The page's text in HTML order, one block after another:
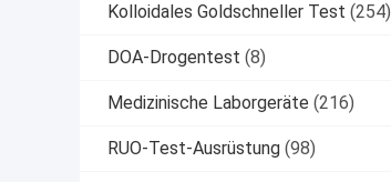
Kolloidales Goldschneller Test (254)
DOA-Drogentest (8)
Medizinische Laborgeräte (216)
RUO-Test-Ausrüstung (98)